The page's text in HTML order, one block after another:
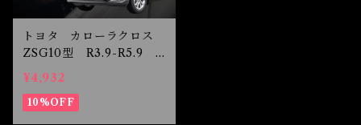
トヨタ カローラクロス
ZSG10型 R3.9-R5.9
ドアカップ保護フィルム
¥4,932
10%OFF